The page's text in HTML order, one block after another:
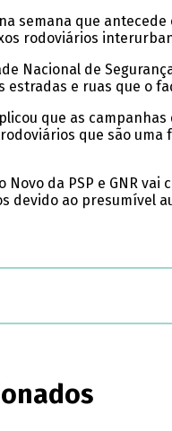
semana que
rodoviários
Nacional de
estradas e ruas que o
que as
que são
Novo da PSP e GNR
devido ao presumível